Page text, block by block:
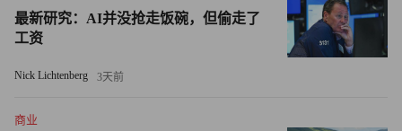
最新研究：AI并没抢走饭碗，但偷走了
工资
Nick Lichtenberg 3天前
商业